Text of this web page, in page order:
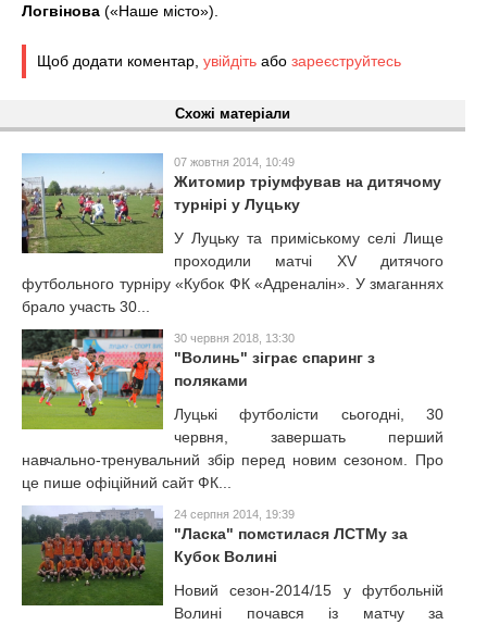
Логвінова («Наше місто»).
Щоб додати коментар, увійдіть або зареєструйтесь
Схожі матеріали
07 жовтня 2014, 10:49
Житомир тріумфував на дитячому
турнірі у Луцьку
У Луцьку та приміському селі Лище
проходили матчі XV дитячого
футбольного турніру «Кубок ФК «Адреналін». У змаганнях
брало участь 30...
30 червня 2018, 13:30
"Волинь" зіграє спаринг з
поляками
Луцькі футболісти сьогодні, 30
червня, завершать перший
навчально-тренувальний збір перед новим сезоном. Про
це пише офіційний сайт ФК...
24 серпня 2014, 19:39
"Ласка" помстилася ЛСТМу за
Кубок Волині
Новий сезон-2014/15 у футбольній
Волині почався із матчу за